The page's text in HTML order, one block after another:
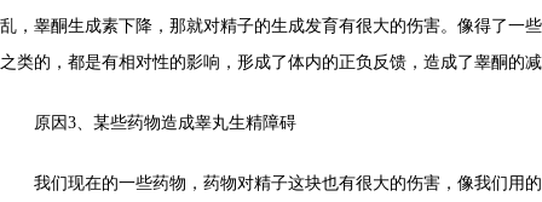
乱，睾酮生成素下降，那就对精子的生成发育有很大的伤害。像得了一
之类的，都是有相对性的影响，形成了体内的正负反馈，造成了睾酮的
原因3、某些药物造成睾丸生精障碍
我们现在的一些药物，药物对精子这块也有很大的伤害，像我们用